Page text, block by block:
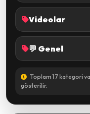
Videolar
💬 Genel
Toplam 17 kategori
gösterilir.